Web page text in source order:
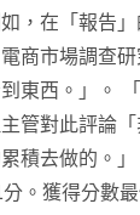
，在「報告
商市場調查
東西。」。
管對此評論
積去做的。
。獲得分數